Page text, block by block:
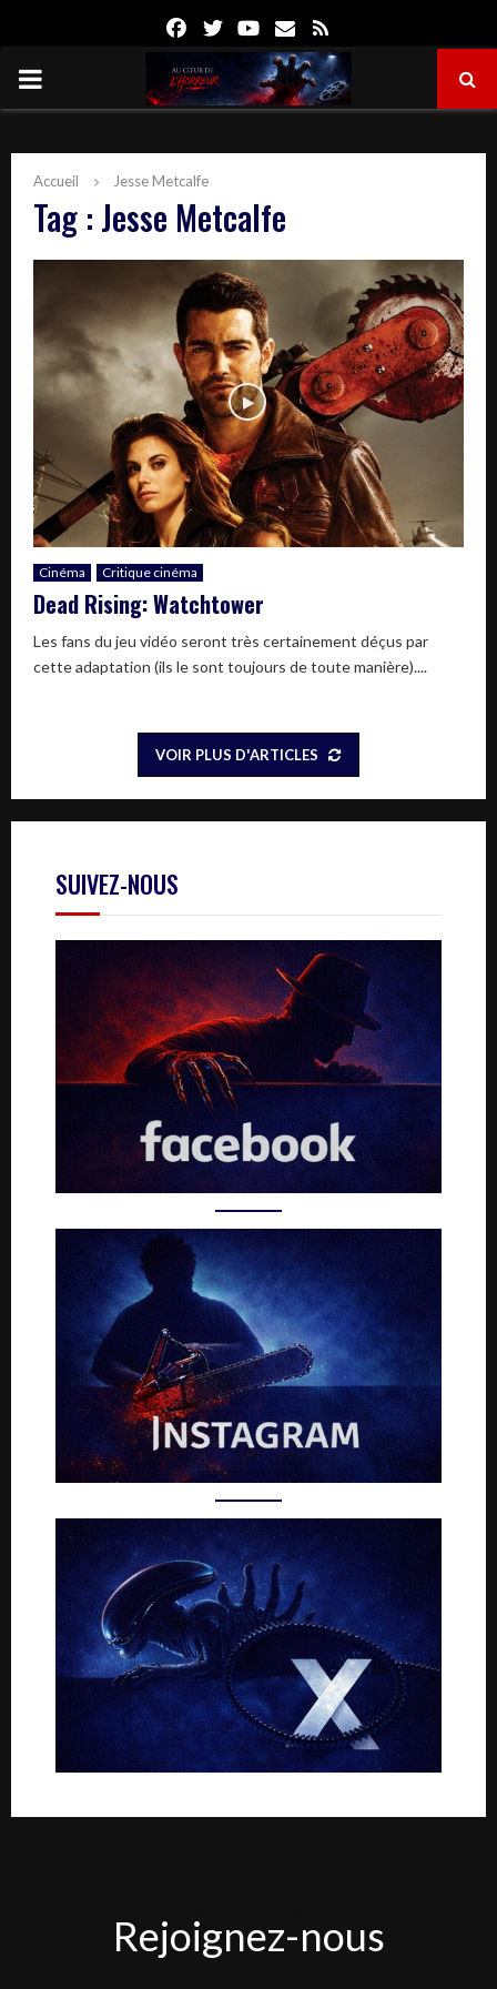
FacebookTwitterYoutube
Email
PRIMARY
Accueil Jesse Metcalfe
Tag : Jesse Metcalfe
Cinéma Critique cinéma
Dead Rising: Watchtower
Les fans du jeu vidéo seront très certainement déçus par
cette adaptation (ils le sont toujours de toute manière)....
VOIR PLUS D'ARTICLES
SUIVEZ-NOUS
nous
Rejoignez-nous